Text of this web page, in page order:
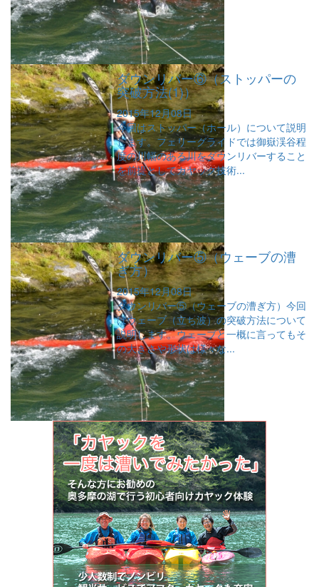
ダウンリバー⑥（ストッパーの
突破方法(1)）
2015年12月08日
今回はストッパー（ホール）について説明
します。フェリーグライドでは御嶽渓谷程
度の川幅のある川をダウンリバーすること
を前提としてカヤック技術...
ダウンリバー⑤（ウェーブの漕
ぎ方）
2015年12月08日
ダウンリバー⑤（ウェーブの漕ぎ方）今回
はウェーブ（立ち波）の突破方法について
説明します。ウェーブと一概に言ってもそ
の大きさや形状は様々な...